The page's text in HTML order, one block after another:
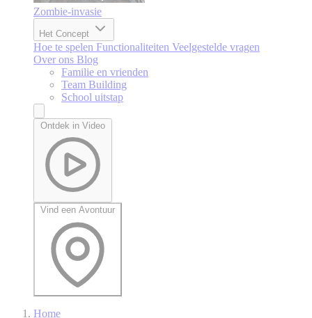
Zombie-invasie
Het Concept
Hoe te spelen Functionaliteiten Veelgestelde vragen
Over ons Blog
Familie en vrienden
Team Building
School uitstap
Ontdek in Video
Vind een Avontuur
Home